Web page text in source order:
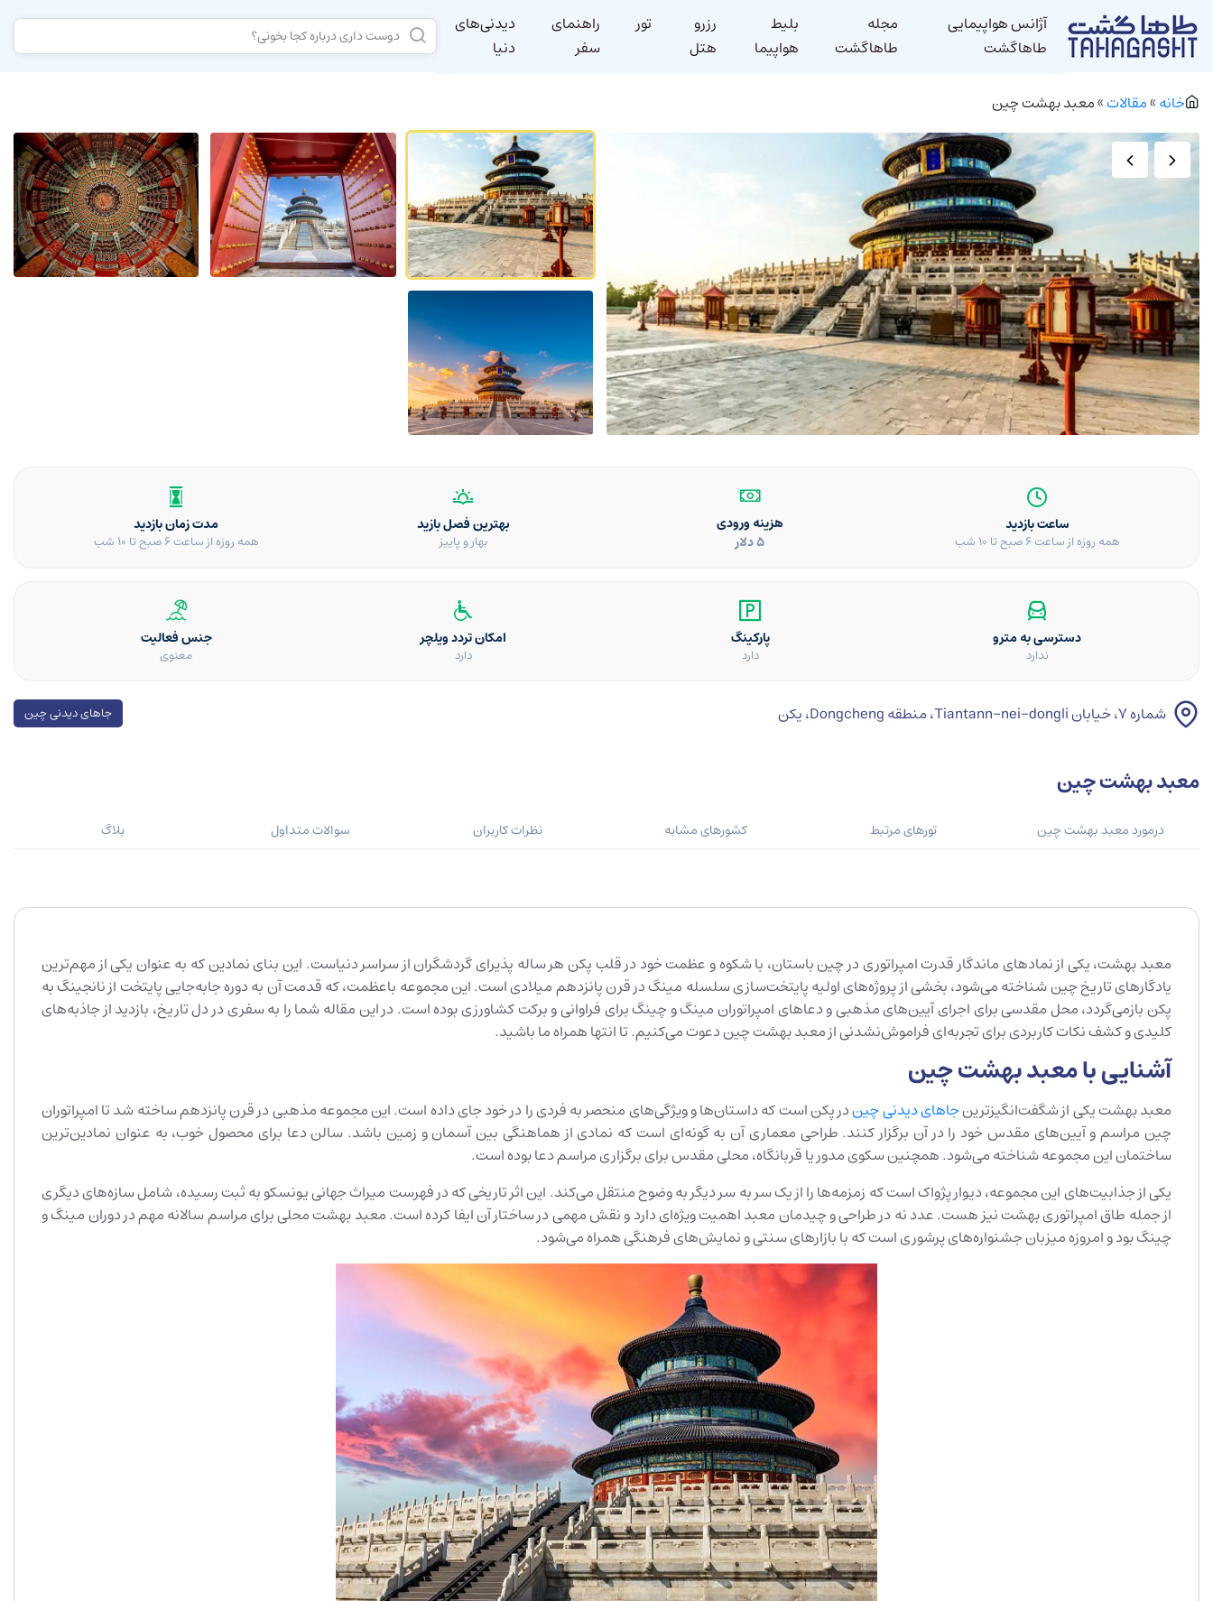
دیدنی‌های
دنیا
راهنمای
سفر
تور
رزرو
هتل
بلیط
هواپیما
مجله
طاهاگشت
آژانس هواپیمایی
طاهاگشت
خانه»مقالات»معبد بهشت چین
ساعت بازدید
همه روزه از ساعت ۶ صبح تا ۱۰ شب
هزینه ورودی
۵ دلار
بهترین فصل بازید
بهار و پاییز
مدت زمان بازدید
همه روزه از ساعت ۶ صبح تا ۱۰ شب
دسترسی به مترو
ندارد
پارکینگ
دارد
امکان تردد ویلچر
دارد
جنس فعالیت
معنوی
شماره ۷، خیابان Tiantann-nei-dongli، منطقه Dongcheng، پکن جاهای دیدنی چین
معبد بهشت چین
درمورد معبد بهشت چین تورهای مرتبط کشورهای مشابه نظرات کاربران سوالات متداول بلاگ
معبد بهشت، یکی از نمادهای ماندگار قدرت امپراتوری در چین باستان، با شکوه و عظمت خود در قلب پکن هر ساله پذیرای گردشگران از سراسر دنیاست. این بنای نمادین که به عنوان یکی از مهم‌ترین
یادگارهای تاریخ چین شناخته می‌شود، بخشی از پروژه‌های اولیه پایتخت‌سازی سلسله مینگ در قرن پانزدهم میلادی است. این مجموعه باعظمت، که قدمت آن به دوره جابه‌جایی پایتخت از نانجینگ به
پکن بازمی‌گردد، محل مقدسی برای اجرای آیین‌های مذهبی و دعاهای امپراتوران مینگ و چینگ برای فراوانی و برکت کشاورزی بوده است. در این مقاله شما را به سفری در دل تاریخ، بازدید از جاذبه‌های
کلیدی و کشف نکات کاربردی برای تجربه‌ای فراموش‌نشدنی از معبد بهشت چین دعوت می‌کنیم. تا انتها همراه ما باشید.
آشنایی با معبد بهشت چین
معبد بهشت یکی از شگفت‌انگیزترینجاهای دیدنی چیندر پکن است که داستان‌ها و ویژگی‌های منحصر به فردی را در خود جای داده است. این مجموعه مذهبی در قرن پانزدهم ساخته شد تا امپراتوران
چین مراسم و آیین‌های مقدس خود را در آن برگزار کنند. طراحی معماری آن به گونه‌ای است که نمادی از هماهنگی بین آسمان و زمین باشد. سالن دعا برای محصول خوب، به عنوان نمادین‌ترین
ساختمان این مجموعه شناخته می‌شود. همچنین سکوی مدور یا قربانگاه، محلی مقدس برای برگزاری مراسم دعا بوده است.
یکی از جذابیت‌های این مجموعه، دیوار پژواک است که زمزمه‌ها را از یک سر به سر دیگر به وضوح منتقل می‌کند. این اثر تاریخی که در فهرست میراث جهانی یونسکو به ثبت رسیده، شامل سازه‌های دیگری
از جمله طاق امپراتوری بهشت نیز هست. عدد نه در طراحی و چیدمان معبد اهمیت ویژه‌ای دارد و نقش مهمی در ساختار آن ایفا کرده است. معبد بهشت محلی برای مراسم سالانه مهم در دوران مینگ و
چینگ بود و امروزه میزبان جشنواره‌های پرشوری است که با بازارهای سنتی و نمایش‌های فرهنگی همراه می‌شود.